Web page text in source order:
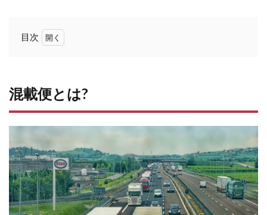
目次
便
と
は?
路
線
便
と
は?
3
混載便とは?